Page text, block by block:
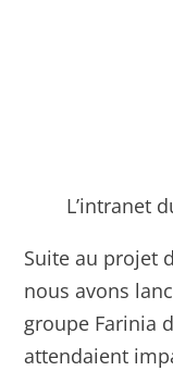
L’intranet
Suite au projet
nous avons
groupe Farinia
attendaient